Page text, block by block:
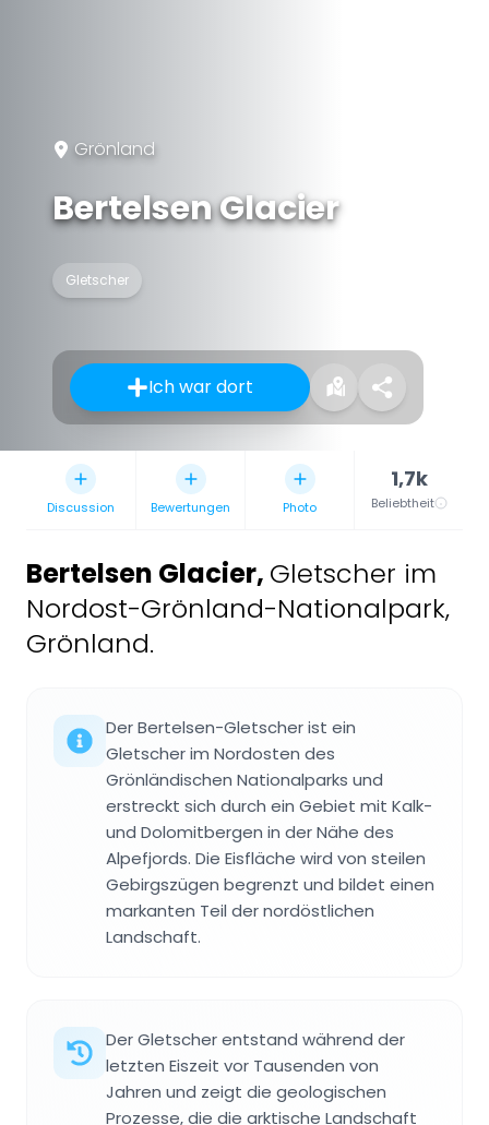
Grönland
Bertelsen Glacier
Gletscher
Ich war dort
Discussion Bewertungen Photo
1,7k
Beliebtheit
Bertelsen Glacier, Gletscher im
Nordost-Grönland-Nationalpark,
Grönland.
Der Bertelsen-Gletscher ist ein
Gletscher im Nordosten des
Grönländischen Nationalparks und
erstreckt sich durch ein Gebiet mit Kalk-
und Dolomitbergen in der Nähe des
Alpefjords. Die Eisfläche wird von steilen
Gebirgszügen begrenzt und bildet einen
markanten Teil der nordöstlichen
Landschaft.
Der Gletscher entstand während der
letzten Eiszeit vor Tausenden von
Jahren und zeigt die geologischen
Prozesse, die die arktische Landschaft